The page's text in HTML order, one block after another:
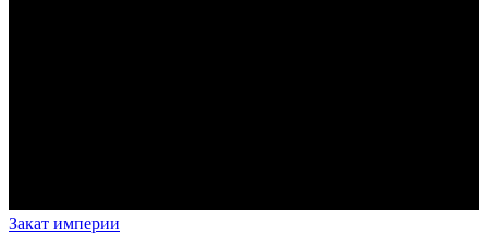
Закат империи